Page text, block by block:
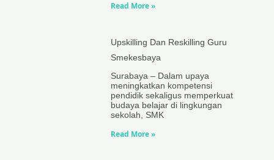
Read More »
Upskilling Dan Reskilling Guru
Smekesbaya
Surabaya – Dalam upaya
meningkatkan kompetensi
pendidik sekaligus memperkuat
budaya belajar di lingkungan
sekolah, SMK
Read More »